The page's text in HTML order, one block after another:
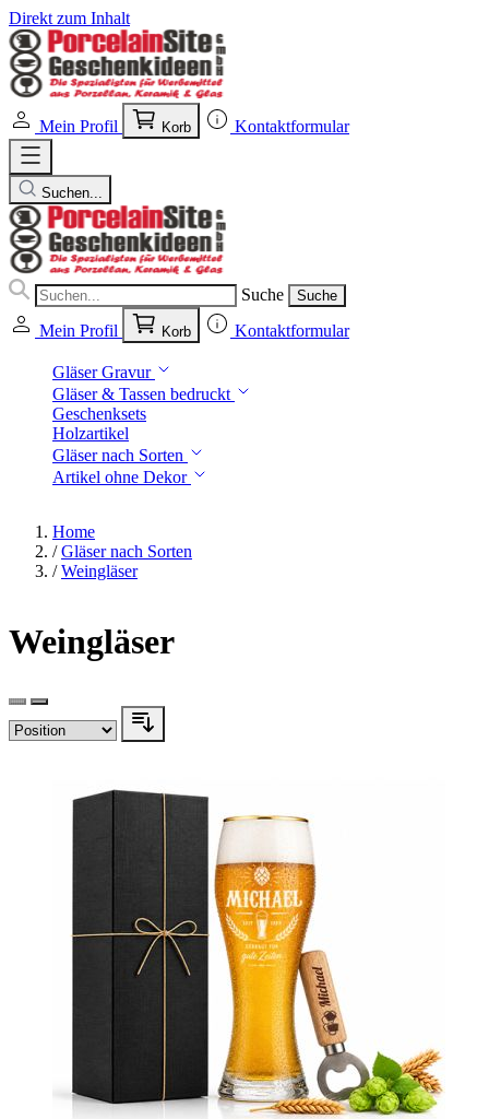
Direkt zum Inhalt
Mein Profil Korb Kontaktformular
Suchen...
Suche Suche
Mein Profil Korb Kontaktformular
Gläser Gravur
Gläser & Tassen bedruckt
Geschenksets
Holzartikel
Gläser nach Sorten
Artikel ohne Dekor
Home
/ Gläser nach Sorten
/ Weingläser
Weingläser